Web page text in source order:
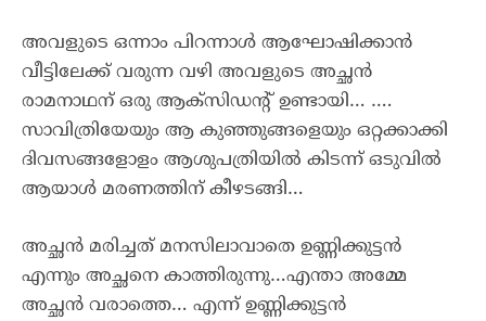
അവളുടെ ഒന്നാം പിറന്നാൾ ആഘോഷിക്കാൻ
വീട്ടിലേക്ക് വരുന്ന വഴി അവളുടെ അച്ഛൻ
രാമനാഥന് ഒരു ആക്‌സിഡന്റ് ഉണ്ടായി… ….
സാവിത്രിയേയും ആ കുഞ്ഞുങ്ങളെയും ഒറ്റക്കാക്കി
ദിവസങ്ങളോളം ആശുപത്രിയിൽ കിടന്ന് ഒടുവിൽ
ആയാൾ മരണത്തിന് കീഴടങ്ങി…
അച്ഛൻ മരിച്ചത് മനസിലാവാതെ ഉണ്ണിക്കുട്ടൻ
എന്നും അച്ഛനെ കാത്തിരുന്നു…എന്താ അമ്മേ
അച്ഛൻ വരാത്തെ… എന്ന് ഉണ്ണിക്കുട്ടൻ